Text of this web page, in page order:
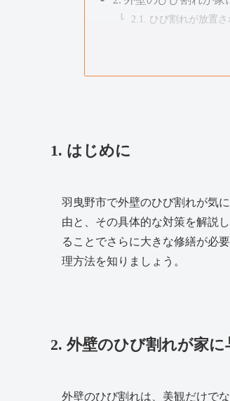
2.1. ひび割れが放置
1. はじめに
羽曳野市で外壁のひび割れが気
由と、その具体的な対策を解説
ることでさらに大きな修繕が必
理方法を知りましょう。
2. 外壁のひび割れが家
外壁のひび割れは、美観だけで